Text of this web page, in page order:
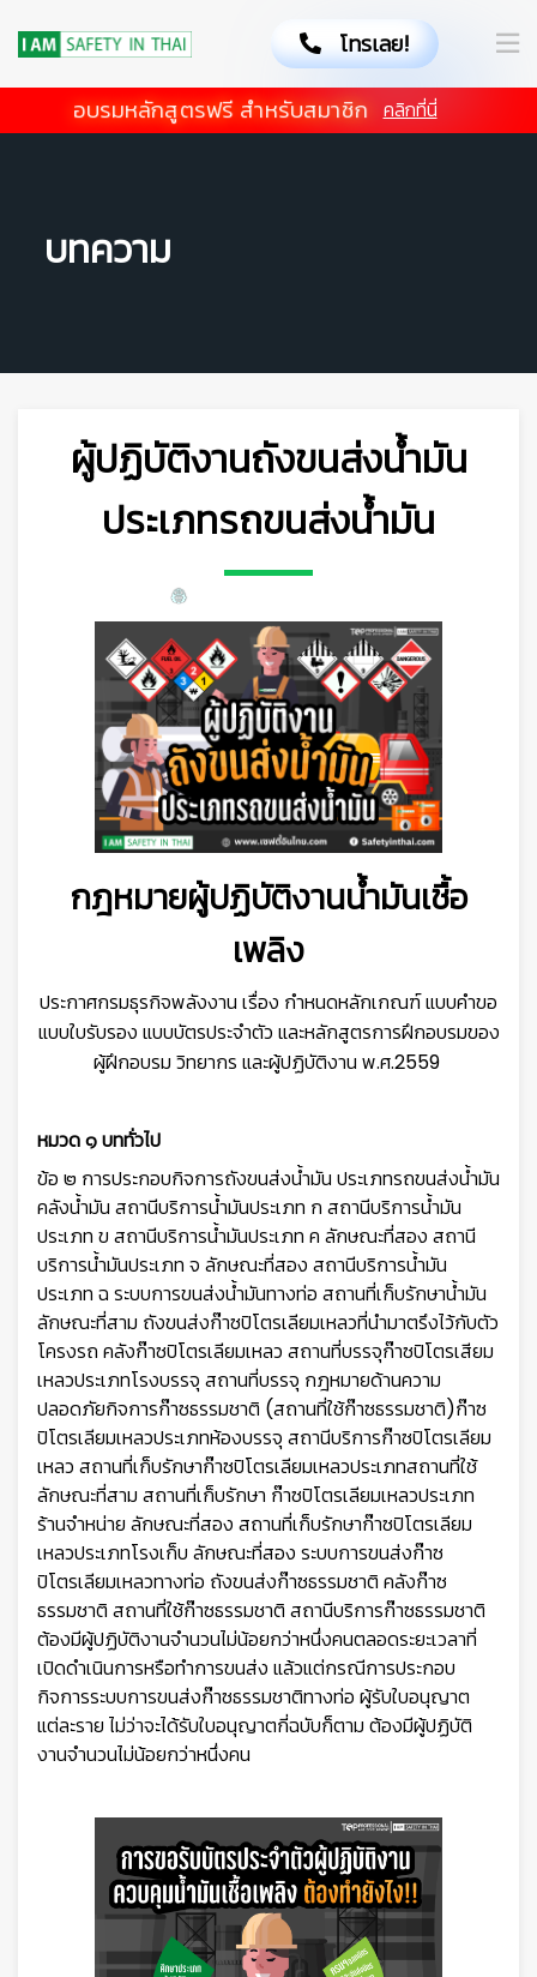
โทรเลย!
อบรมหลักสูตรฟรี สำหรับสมาชิก คลิกที่นี่
👷
บทความ
ผู้ปฏิบัติงานถังขนส่งน้ำมัน
ประเภทรถขนส่งน้ำมัน
กฎหมายผู้ปฏิบัติงานน้ำมันเชื้อ
เพลิง
ประกาศกรมธุรกิจพลังงาน เรื่อง กำหนดหลักเกณฑ์ แบบคำขอ
แบบใบรับรอง แบบบัตรประจำตัว และหลักสูตรการฝึกอบรมของ
ผู้ฝึกอบรม วิทยากร และผู้ปฏิบัติงาน พ.ศ.2559
หมวด ๑ บททั่วไป
ข้อ ๒ การประกอบกิจการถังขนส่งน้ำมัน ประเภทรถขนส่งน้ำมัน
คลังน้ำมัน สถานีบริการน้ำมันประเภท ก สถานีบริการน้ำมัน
ประเภท ข สถานีบริการน้ำมันประเภท ค ลักษณะที่สอง สถานี
บริการน้ำมันประเภท จ ลักษณะที่สอง สถานีบริการน้ำมัน
ประเภท ฉ ระบบการขนส่งน้ำมันทางท่อ สถานที่เก็บรักษาน้ำมัน
ลักษณะที่สาม ถังขนส่งก๊าซปิโตรเลียมเหลวที่นำมาตรึงไว้กับตัว
โครงรถ คลังก๊าซปิโตรเลียมเหลว สถานที่บรรจุก๊าซปิโตรเสียม
เหลวประเภทโรงบรรจุ สถานที่บรรจุ กฎหมายด้านความ
ปลอดภัยกิจการก๊าซธรรมชาติ (สถานที่ใช้ก๊าซธรรมชาติ)ก๊าซ
ปิโตรเลียมเหลวประเภทห้องบรรจุ สถานีบริการก๊าซปิโตรเลียม
เหลว สถานที่เก็บรักษาก๊าซปิโตรเลียมเหลวประเภทสถานที่ใช้
ลักษณะที่สาม สถานที่เก็บรักษา ก๊าซปิโตรเลียมเหลวประเภท
ร้านจำหน่าย ลักษณะที่สอง สถานที่เก็บรักษาก๊าซปิโตรเลียม
เหลวประเภทโรงเก็บ ลักษณะที่สอง ระบบการขนส่งก๊าซ
ปิโตรเลียมเหลวทางท่อ ถังขนส่งก๊าซธรรมชาติ คลังก๊าซ
ธรรมชาติ สถานที่ใช้ก๊าซธรรมชาติ สถานีบริการก๊าซธรรมชาติ
ต้องมีผู้ปฏิบัติงานจำนวนไม่น้อยกว่าหนึ่งคนตลอดระยะเวลาที่
เปิดดำเนินการหรือทำการขนส่ง แล้วแต่กรณีการประกอบ
กิจการระบบการขนส่งก๊าซธรรมชาติทางท่อ ผู้รับใบอนุญาต
แต่ละราย ไม่ว่าจะได้รับใบอนุญาตกี่ฉบับก็ตาม ต้องมีผู้ปฏิบัติ
งานจำนวนไม่น้อยกว่าหนึ่งคน